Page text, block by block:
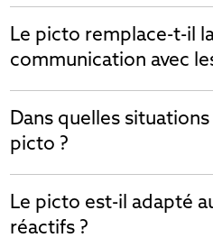
Le picto remplace-t-il
communication avec
Dans quelles
picto ?
Le picto est-il adapté
réactifs ?